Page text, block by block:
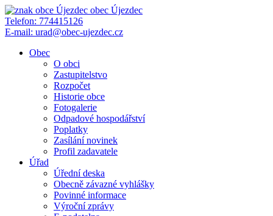
obec Újezdec
Telefon: 774415126
E-mail: urad@obec-ujezdec.cz
Obec
O obci
Zastupitelstvo
Rozpočet
Historie obce
Fotogalerie
Odpadové hospodářství
Poplatky
Zasílání novinek
Profil zadavatele
Úřad
Úřední deska
Obecně závazné vyhlášky
Povinné informace
Výroční zprávy